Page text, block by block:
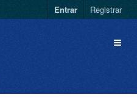
Entrar Registrar